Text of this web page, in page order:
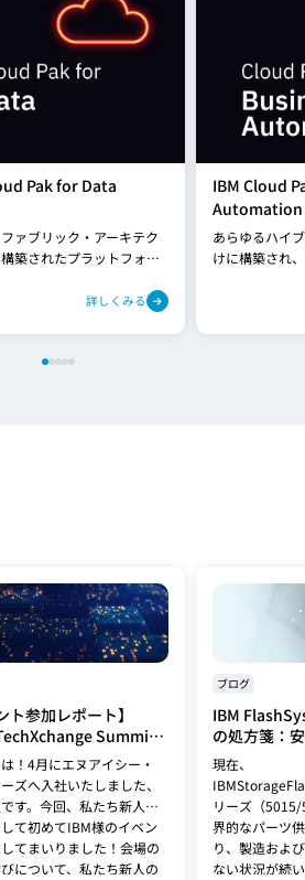
Pak for Data
ァブリック・アーキテク
築されたプラットフォー
詳しくみる
IBM Cloud
Automation
あらゆるハイ
けに構築され
ト参加レポート】
Summit
Summer」に参加
！4月にエヌアイシー・
ズへ入社いたしました、
す。今回、私たち新人が
て初めてIBM様のイベン
してまいりました！会場の
について、私たち新人の
ブログ
IBM
の処方箋：
両立する「
5600」への
現在、
リーズ（
界的なパーツ
り、製造およ
ない状況が続